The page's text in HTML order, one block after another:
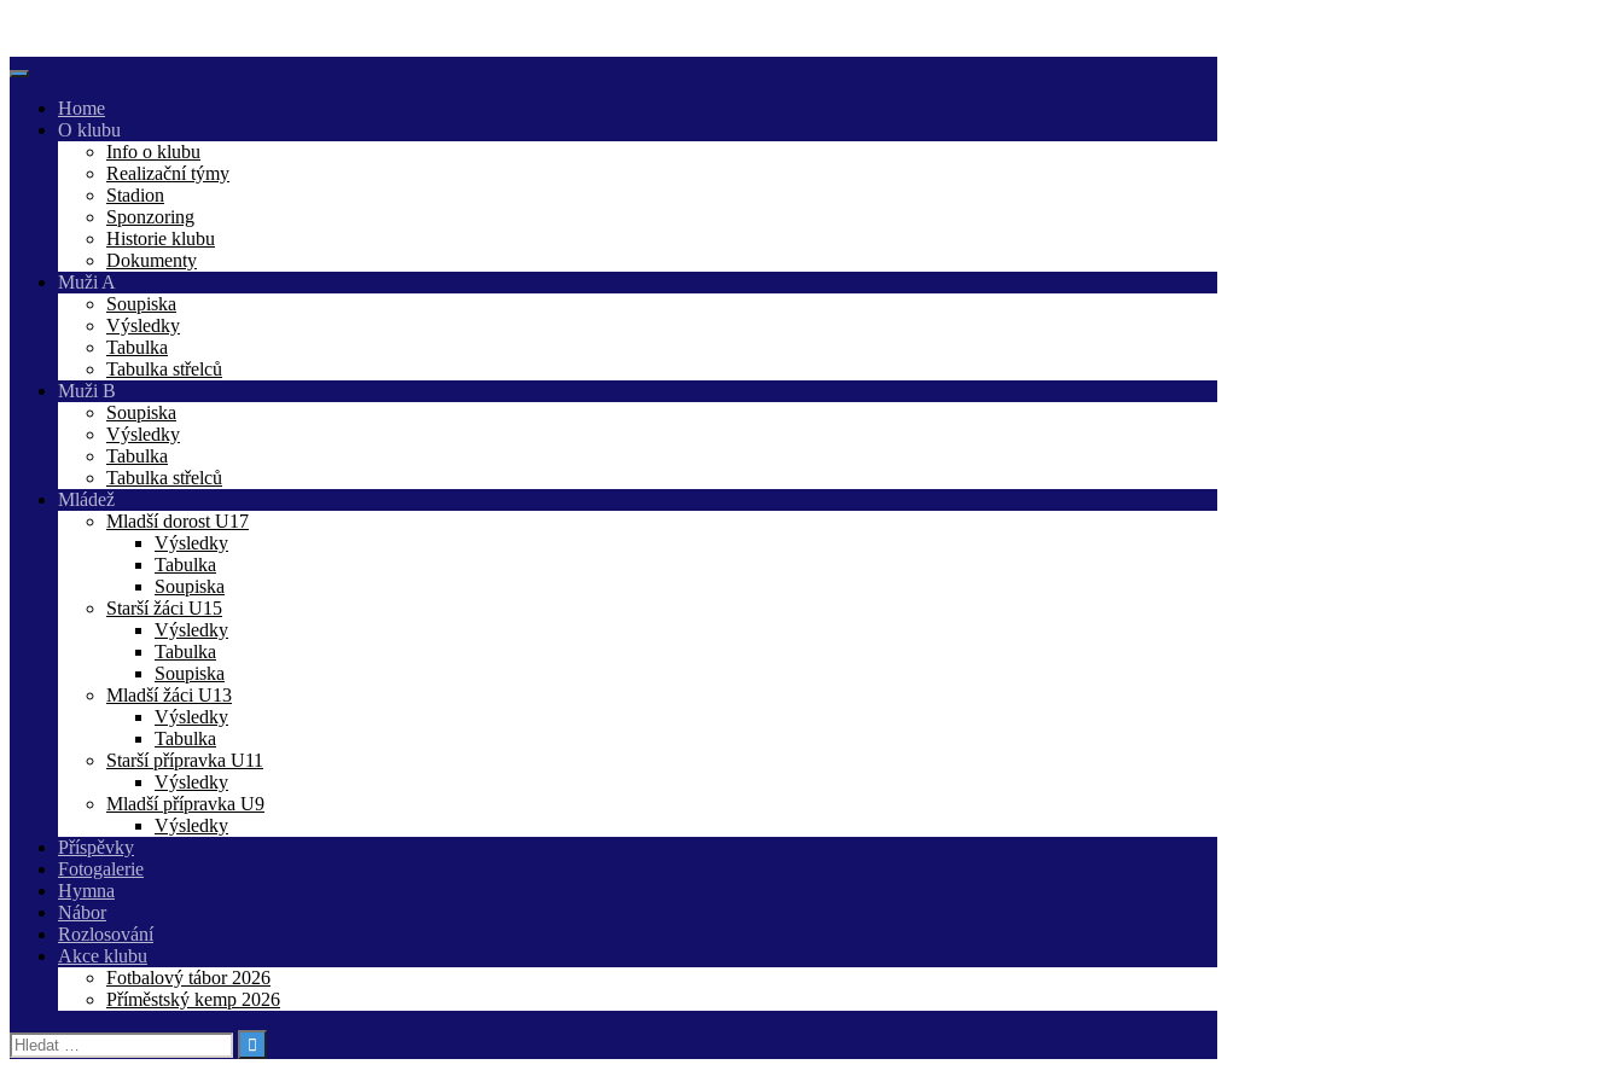
content
Home
O klubu
Info o klubu
Realizační týmy
Stadion
Sponzoring
Historie klubu
Dokumenty
Muži A
Soupiska
Výsledky
Tabulka
Tabulka střelců
Muži B
Soupiska
Výsledky
Tabulka
Tabulka střelců
Mládež
Mladší dorost U17
Výsledky
Tabulka
Soupiska
Starší žáci U15
Výsledky
Tabulka
Soupiska
Mladší žáci U13
Výsledky
Tabulka
Starší přípravka U11
Výsledky
Mladší přípravka U9
Výsledky
Příspěvky
Fotogalerie
Hymna
Nábor
Rozlosování
Akce klubu
Fotbalový tábor 2026
Příměstský kemp 2026
Vyhledávání